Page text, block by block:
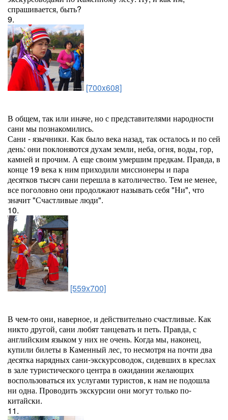
спрашивается, быть?
9.
[700x608]
В общем, так или иначе, но с представителями народности
сани мы познакомились.
Сани - язычники. Как было века назад, так осталось и по сей
день: они поклоняются духам земли, неба, огня, воды, гор,
камней и прочим. А еще своим умершим предкам. Правда, в
конце 19 века к ним приходили миссионеры и пара
десятков тысяч сани перешла в католичество. Тем не менее,
все поголовно они продолжают называть себя "Ни", что
значит "Счастливые люди".
10.
[559x700]
В чем-то они, наверное, и действительно счастливые. Как
никто другой, сани любят танцевать и петь. Правда, с
английским языком у них не очень. Когда мы, наконец,
купили билеты в Каменный лес, то несмотря на почти два
десятка нарядных сани-экскурсоводок, сидевших в креслах
в зале туристического центра в ожидании желающих
воспользоваться их услугами туристов, к нам не подошла
ни одна. Проводить экскурсии они могут только по-
китайски.
11.